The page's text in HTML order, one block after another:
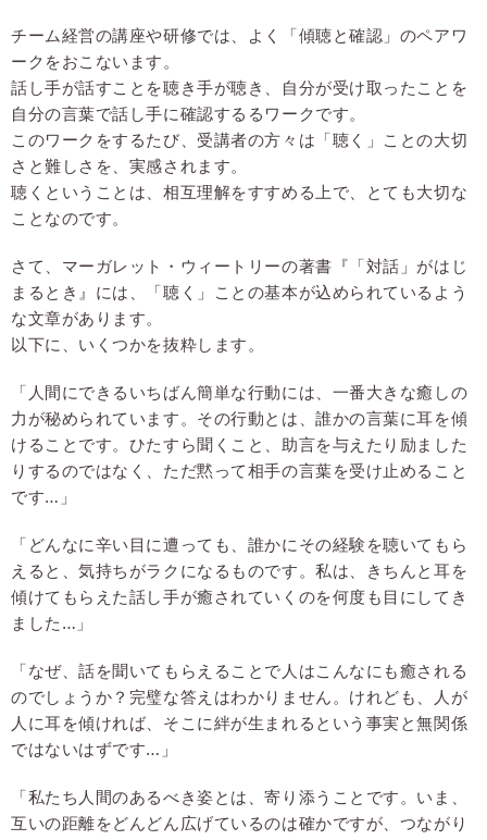
チーム経営の講座や研修では、よく「傾聴と確認」のペアワ
ークをおこないます。
話し手が話すことを聴き手が聴き、自分が受け取ったことを
自分の言葉で話し手に確認するるワークです。
このワークをするたび、受講者の方々は「聴く」ことの大切
さと難しさを、実感されます。
聴くということは、相互理解をすすめる上で、とても大切な
ことなのです。
さて、マーガレット・ウィートリーの著書『「対話」がはじ
まるとき』には、「聴く」ことの基本が込められているよう
な文章があります。
以下に、いくつかを抜粋します。
「人間にできるいちばん簡単な行動には、一番大きな癒しの
力が秘められています。その行動とは、誰かの言葉に耳を傾
けることです。ひたすら聞くこと、助言を与えたり励ました
りするのではなく、ただ黙って相手の言葉を受け止めること
です…」
「どんなに辛い目に遭っても、誰かにその経験を聴いてもら
えると、気持ちがラクになるものです。私は、きちんと耳を
傾けてもらえた話し手が癒されていくのを何度も目にしてき
ました…」
「なぜ、話を聞いてもらえることで人はこんなにも癒される
のでしょうか？完璧な答えはわかりません。けれども、人が
人に耳を傾ければ、そこに絆が生まれるという事実と無関係
ではないはずです…」
「私たち人間のあるべき姿とは、寄り添うことです。いま、
互いの距離をどんどん広げているのは確かですが、つながり